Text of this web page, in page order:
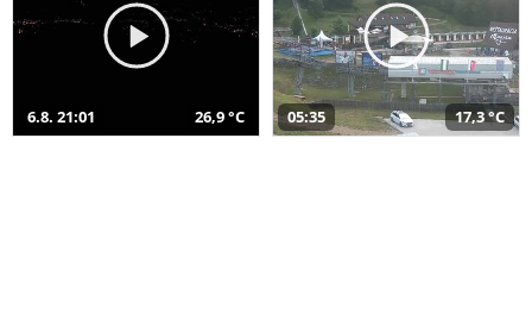
6.8. 21:01 26,9 °C 05:35 17,3 °C